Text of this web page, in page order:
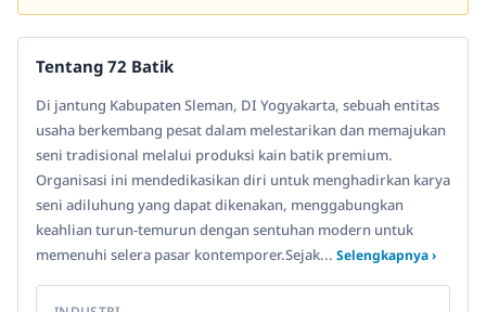
Tentang 72 Batik
Di jantung Kabupaten Sleman, DI Yogyakarta, sebuah entitas
usaha berkembang pesat dalam melestarikan dan memajukan
seni tradisional melalui produksi kain batik premium.
Organisasi ini mendedikasikan diri untuk menghadirkan karya
seni adiluhung yang dapat dikenakan, menggabungkan
keahlian turun-temurun dengan sentuhan modern untuk
memenuhi selera pasar kontemporer.Sejak... Selengkapnya ›